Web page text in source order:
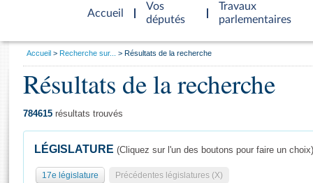
Accueil
d'accueil
Vos
députés
Travaux
parlementaires
Général
Vous
Accueil Recherche sur... Résultats de la recherche
Résultats de la recherche
784615 résultats trouvés
LÉGISLATURE (Cliquez sur l'un des boutons pour faire un choix)
17e législature Précédentes législatures (X)